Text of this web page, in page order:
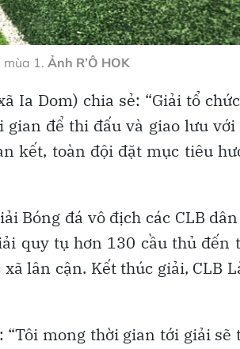
1. Ảnh R’Ô HOK
Ia Dom) chia sẻ: “Giải tổ
để thi đấu và giao lưu với
kết, toàn đội đặt mục tiêu
Bóng đá vô địch các CLB
quy tụ hơn 130 cầu thủ đến
lân cận. Kết thúc giải, CLB
“Tôi mong thời gian tới giải sẽ